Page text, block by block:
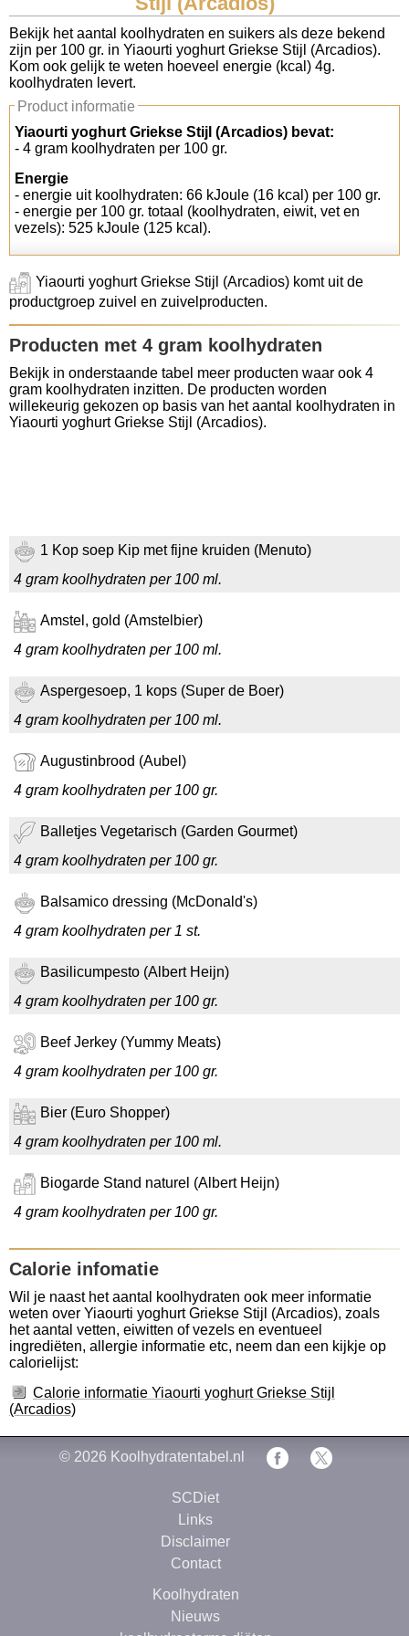
Koolhydraten tellen
Links
Bekijk het aantal koolhydraten en suikers als deze bekend
zijn per 100 gr. in Yiaourti yoghurt Griekse Stijl (Arcadios).
Kom ook gelijk te weten hoeveel energie (kcal) 4g.
koolhydraten levert.
Product informatie
Yiaourti yoghurt Griekse Stijl (Arcadios) bevat:
- 4 gram koolhydraten per 100 gr.
Energie
- energie uit koolhydraten: 66 kJoule (16 kcal) per 100 gr.
- energie per 100 gr. totaal (koolhydraten, eiwit, vet en
vezels): 525 kJoule (125 kcal).
Yiaourti yoghurt Griekse Stijl (Arcadios) komt uit de
productgroep zuivel en zuivelproducten.
Producten met 4 gram koolhydraten
Bekijk in onderstaande tabel meer producten waar ook 4
gram koolhydraten inzitten. De producten worden
willekeurig gekozen op basis van het aantal koolhydraten in
Yiaourti yoghurt Griekse Stijl (Arcadios).
1 Kop soep Kip met fijne kruiden (Menuto)
4 gram koolhydraten per 100 ml.
Amstel, gold (Amstelbier)
4 gram koolhydraten per 100 ml.
Aspergesoep, 1 kops (Super de Boer)
4 gram koolhydraten per 100 ml.
Augustinbrood (Aubel)
4 gram koolhydraten per 100 gr.
Balletjes Vegetarisch (Garden Gourmet)
4 gram koolhydraten per 100 gr.
Balsamico dressing (McDonald's)
4 gram koolhydraten per 1 st.
Basilicumpesto (Albert Heijn)
4 gram koolhydraten per 100 gr.
Beef Jerkey (Yummy Meats)
4 gram koolhydraten per 100 gr.
Bier (Euro Shopper)
4 gram koolhydraten per 100 ml.
Biogarde Stand naturel (Albert Heijn)
4 gram koolhydraten per 100 gr.
Calorie infomatie
Wil je naast het aantal koolhydraten ook meer informatie
weten over Yiaourti yoghurt Griekse Stijl (Arcadios), zoals
het aantal vetten, eiwitten of vezels en eventueel
ingrediëten, allergie informatie etc, neem dan een kijkje op
calorielijst:
Calorie informatie Yiaourti yoghurt Griekse Stijl
(Arcadios)
© 2026 Koolhydratentabel.nl
SCDiet
Links
Disclaimer
Contact
Koolhydraten
Nieuws